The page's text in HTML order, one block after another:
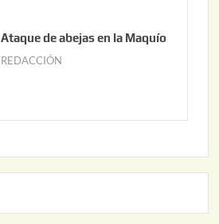
Ataque de abejas en la Maquío
REDACCIÓN
o
2